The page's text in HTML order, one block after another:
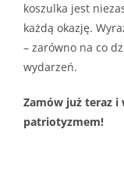
koszulka jest
każdą okazję.
– zarówno na co
wydarzeń.
Zamów już teraz i
patriotyzmem!